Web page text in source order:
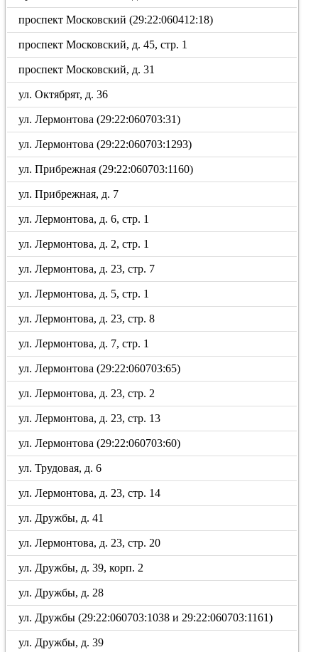
проспект Московский (29:22:060412:18)
проспект Московский, д. 45, стр. 1
проспект Московский, д. 31
ул. Октябрят, д. 36
ул. Лермонтова (29:22:060703:31)
ул. Лермонтова (29:22:060703:1293)
ул. Прибрежная (29:22:060703:1160)
ул. Прибрежная, д. 7
ул. Лермонтова, д. 6, стр. 1
ул. Лермонтова, д. 2, стр. 1
ул. Лермонтова, д. 23, стр. 7
ул. Лермонтова, д. 5, стр. 1
ул. Лермонтова, д. 23, стр. 8
ул. Лермонтова, д. 7, стр. 1
ул. Лермонтова (29:22:060703:65)
ул. Лермонтова, д. 23, стр. 2
ул. Лермонтова, д. 23, стр. 13
ул. Лермонтова (29:22:060703:60)
ул. Трудовая, д. 6
ул. Лермонтова, д. 23, стр. 14
ул. Дружбы, д. 41
ул. Лермонтова, д. 23, стр. 20
ул. Дружбы, д. 39, корп. 2
ул. Дружбы, д. 28
ул. Дружбы (29:22:060703:1038 и 29:22:060703:1161)
ул. Дружбы, д. 39